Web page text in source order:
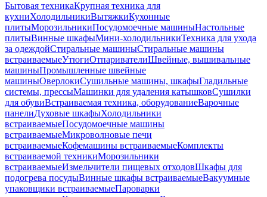
Бытовая техникаКрупная техника для
кухниХолодильникиВытяжкиКухонные
плитыМорозильникиПосудомоечные машиныНастольные
плитыВинные шкафыМини-холодильникиТехника для ухода
за одеждойСтиральные машиныСтиральные машины
встраиваемыеУтюгиОтпаривателиШвейные, вышивальные
машиныПромышленные швейные
машиныОверлокиСушильные машины, шкафыГладильные
системы, прессыМашинки для удаления катышковСушилки
для обувиВстраиваемая техника, оборудованиеВарочные
панелиДуховые шкафыХолодильники
встраиваемыеПосудомоечные машины
встраиваемыеМикроволновые печи
встраиваемыеКофемашины встраиваемыеКомплекты
встраиваемой техникиМорозильники
встраиваемыеИзмельчители пищевых отходовШкафы для
подогрева посудыВинные шкафы встраиваемыеВакуумные
упаковщики встраиваемыеПароварки